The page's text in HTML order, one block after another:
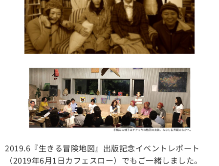
2019.6『生きる冒険地図』出版記念イベントレポート
（2019年6月1日カフェスロー）でもご一緒しました。